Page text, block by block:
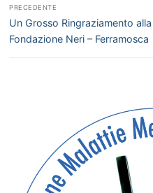
articoli
PRECEDENTE
Articolo
precedente:
Un Grosso Ringraziamento alla
Fondazione Neri – Ferramosca